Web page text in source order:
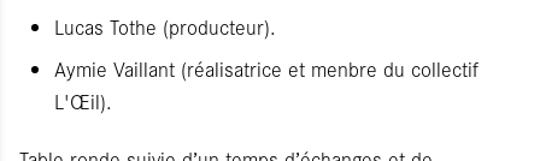
Lucas Tothe (producteur).
Aymie Vaillant (réalisatrice et menbre du collectif
L'Œil).